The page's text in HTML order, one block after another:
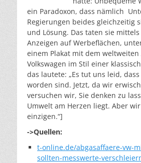
ein Paradoxon, dass nämlich
Regierungen beides gleichzeitig
und Lösung. Das taten sie
Anzeigen auf Werbeflächen,
einem Plakat mit dem
Volkswagen im Stil einer
das lautete: „Es tut uns leid,
worden sind. Jetzt, da wir
versuchen wir, Sie denken zu
Umwelt am Herzen liegt. Aber
einzigen.“]
->Quellen:
t-online.de/abgasaffaere-vw-
sollten-messwerte-